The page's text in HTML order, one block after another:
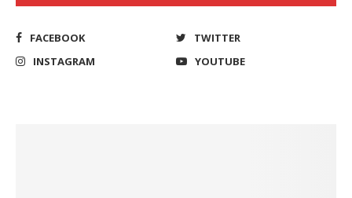
FACEBOOK
TWITTER
INSTAGRAM
YOUTUBE